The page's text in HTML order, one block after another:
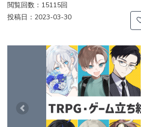
閲覧回数：15115回
投稿日：2023-03-30
Previous